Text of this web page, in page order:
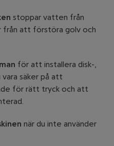
stoppar vatten från
från att förstöra golv och
för att installera disk-,
vara säker på att
för rätt tryck och att
när du inte använder